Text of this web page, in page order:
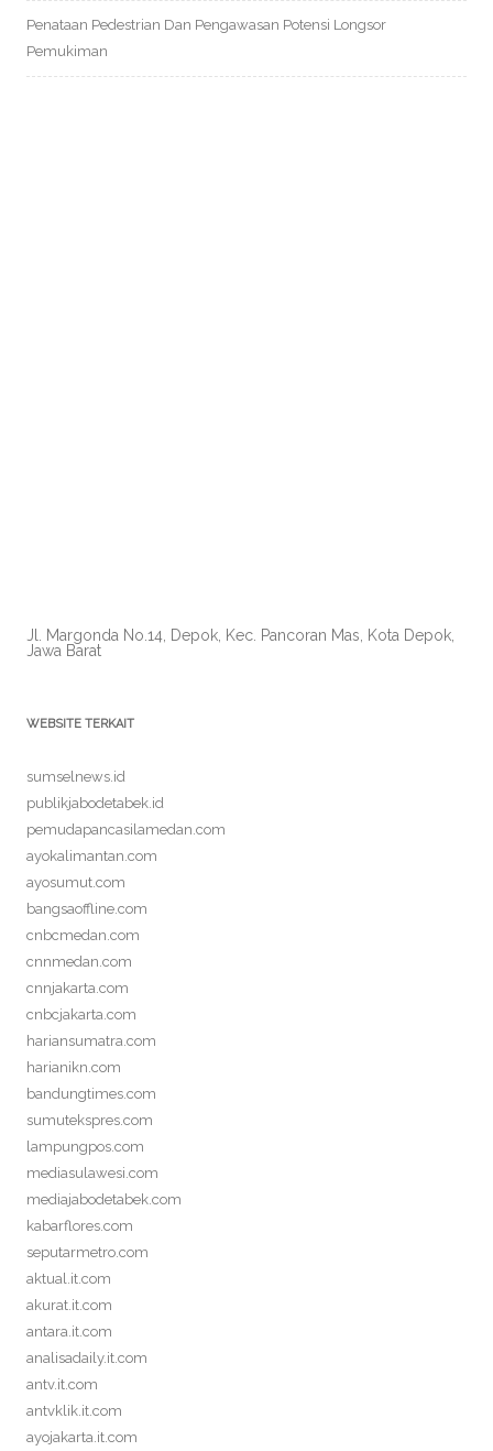
Penataan Pedestrian Dan Pengawasan Potensi Longsor
Pemukiman
Jl. Margonda No.14, Depok, Kec. Pancoran Mas, Kota Depok,
Jawa Barat
WEBSITE TERKAIT
sumselnews.id
publikjabodetabek.id
pemudapancasilamedan.com
ayokalimantan.com
ayosumut.com
bangsaoffline.com
cnbcmedan.com
cnnmedan.com
cnnjakarta.com
cnbcjakarta.com
hariansumatra.com
harianikn.com
bandungtimes.com
sumutekspres.com
lampungpos.com
mediasulawesi.com
mediajabodetabek.com
kabarflores.com
seputarmetro.com
aktual.it.com
akurat.it.com
antara.it.com
analisadaily.it.com
antv.it.com
antvklik.it.com
ayojakarta.it.com